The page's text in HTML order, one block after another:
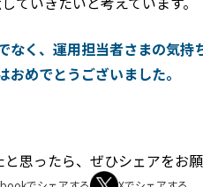
なく、運用担当者さまの気持
めでとうございました。
思ったら、 ぜひシェアをお